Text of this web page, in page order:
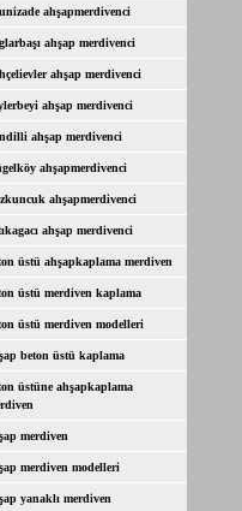
ahşapmerdivenci
ahşap merdivenci
ahşap merdivenci
ahşap merdivenci
ahşap merdivenci
ahşapmerdivenci
ahşapmerdivenci
ahşap merdivenci
üstü ahşapkaplama merdiven
üstü merdiven kaplama
üstü merdiven modelleri
beton üstü kaplama
üstüne ahşapkaplama
merdiven
merdiven modelleri
yanaklı merdiven